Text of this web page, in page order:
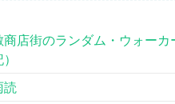
商店街のランダム・ウォー
読